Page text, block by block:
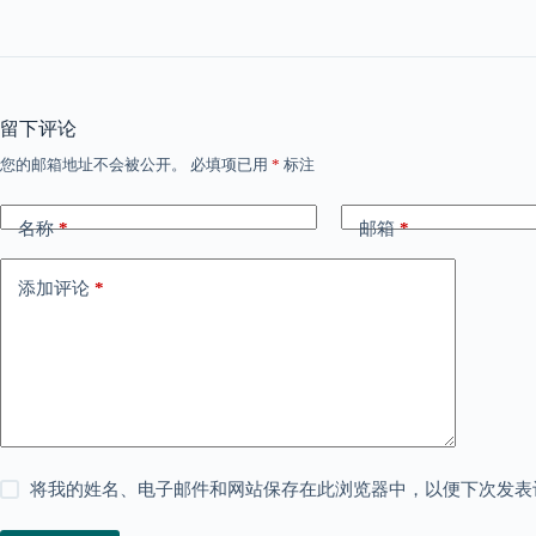
留下评论
您的邮箱地址不会被公开。 必填项已用 * 标注
名称* 邮箱*
添加评论 *
将我的姓名、电子邮件和网站保存在此浏览器中，以便下次发表